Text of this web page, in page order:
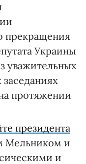
прекращения
Украины
уважительных
протяжении
президента
Мельником и
и